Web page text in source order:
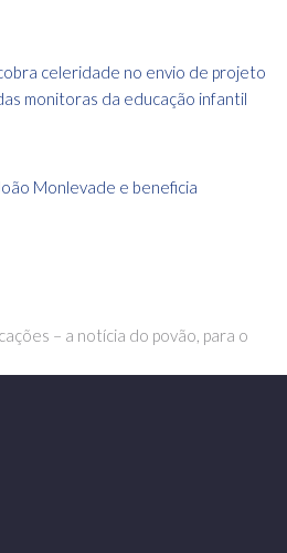
celeridade no envio de projeto
monitoras da educação infantil
Monlevade e beneficia
– a notícia do povão, para o